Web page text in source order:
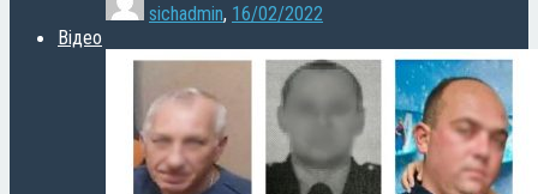
sichadmin, 16/02/2022
Відео